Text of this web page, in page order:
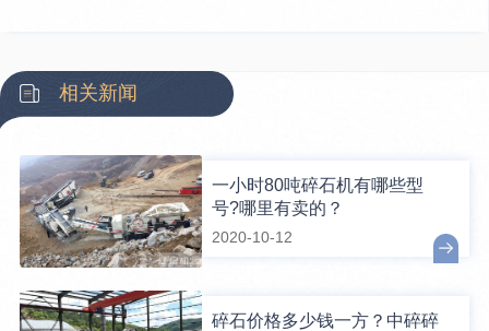
相关新闻
一小时80吨碎石机有哪些型
号?哪里有卖的？
2020-10-12
碎石价格多少钱一方？中碎碎